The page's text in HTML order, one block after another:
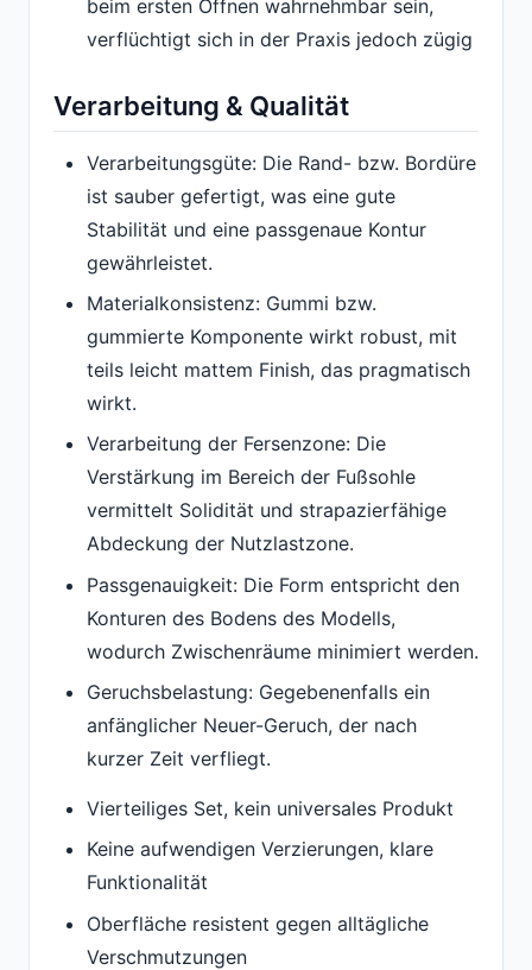
beim ersten Öffnen wahrnehmbar sein,
verflüchtigt sich in der Praxis jedoch zügig
Verarbeitung & Qualität
Verarbeitungsgüte: Die Rand- bzw. Bordüre
ist sauber gefertigt, was eine gute
Stabilität und eine passgenaue Kontur
gewährleistet.
Materialkonsistenz: Gummi bzw.
gummierte Komponente wirkt robust, mit
teils leicht mattem Finish, das pragmatisch
wirkt.
Verarbeitung der Fersenzone: Die
Verstärkung im Bereich der Fußsohle
vermittelt Solidität und strapazierfähige
Abdeckung der Nutzlastzone.
Passgenauigkeit: Die Form entspricht den
Konturen des Bodens des Modells,
wodurch Zwischenräume minimiert werden.
Geruchsbelastung: Gegebenenfalls ein
anfänglicher Neuer-Geruch, der nach
kurzer Zeit verfliegt.
Vierteiliges Set, kein universales Produkt
Keine aufwendigen Verzierungen, klare
Funktionalität
Oberfläche resistent gegen alltägliche
Verschmutzungen